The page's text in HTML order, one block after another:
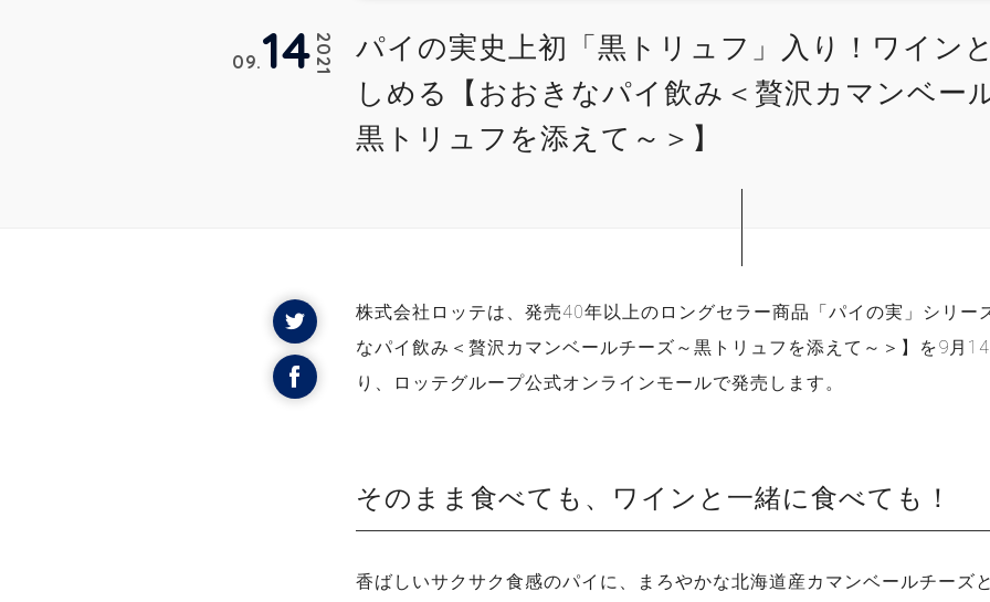
パイの実史上初「黒トリュフ」入り！ワイン
しめる【おおきなパイ飲み＜贅沢カマンベー
黒トリュフを添えて～＞】
2021
09 14
株式会社ロッテは、発売40年以上のロングセラー商品「パイの実」シリー
なパイ飲み＜贅沢カマンベールチーズ～黒トリュフを添えて～＞】を9月
り、ロッテグループ公式オンラインモールで発売します。
そのまま食べても、ワインと一緒に食べても！
香ばしいサクサク食感のパイに、まろやかな北海道産カマンベールチーズ